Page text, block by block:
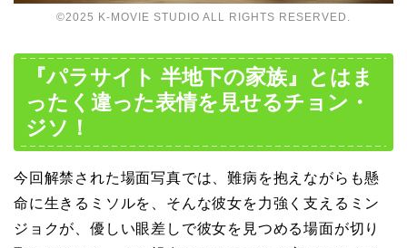
©2025 K-MOVIE STUDIO ALL RIGHTS RESERVED.
『パラサイト 半地下の家族』とはま
ったく違った表情を見せるチョン・
ジソ！
今回解禁された場面写真では、難病を抱えながらも懸
命に生きるミソルを、そんな彼女を力強く支えるミン
ジョクが、優しい眼差しで彼女を見つめる場面が切り